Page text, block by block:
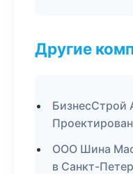
Другие
БизнесСтрой
ООО Шина
в Санкт-